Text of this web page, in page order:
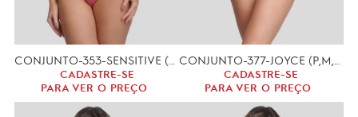
CADASTRE-SE
PARA VER O PREÇO
CADASTRE-SE
PARA VER O PREÇO